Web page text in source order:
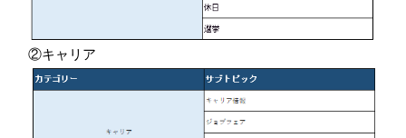
②キャリア